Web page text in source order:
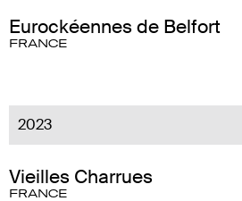
Eurockéennes de Belfort
FRANCE
2023
Vieilles Charrues
FRANCE